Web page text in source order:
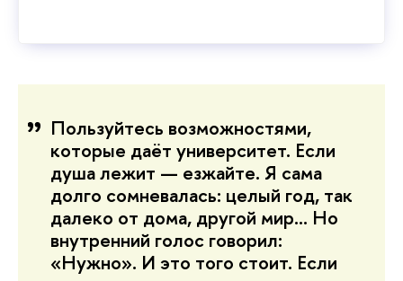
Пользуйтесь возможностями,
которые даёт университет. Если
душа лежит — езжайте. Я сама
долго сомневалась: целый год, так
далеко от дома, другой мир… Но
внутренний голос говорил:
«Нужно». И это того стоит. Если